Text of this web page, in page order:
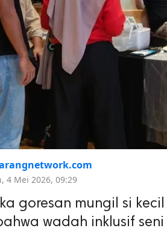
4 Mei 2026, 09:29
goresan mungil si
wadah inklusif